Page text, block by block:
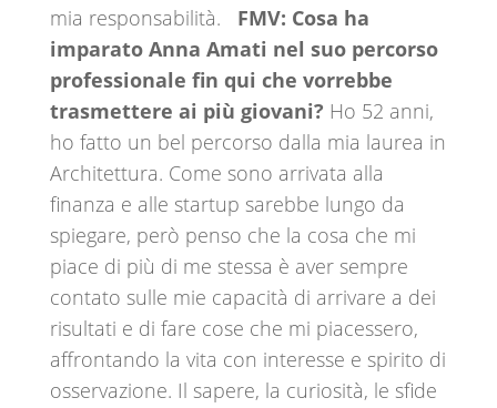
mia responsabilità. FMV: Cosa ha
imparato Anna Amati nel suo percorso
professionale fin qui che vorrebbe
trasmettere ai più giovani? Ho 52 anni,
ho fatto un bel percorso dalla mia laurea in
Architettura. Come sono arrivata alla
finanza e alle startup sarebbe lungo da
spiegare, però penso che la cosa che mi
piace di più di me stessa è aver sempre
contato sulle mie capacità di arrivare a dei
risultati e di fare cose che mi piacessero,
affrontando la vita con interesse e spirito di
osservazione. Il sapere, la curiosità, le sfide